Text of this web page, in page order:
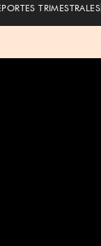
TRIMESTRALES